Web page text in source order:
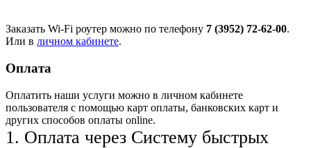
Заказать Wi-Fi роутер можно по телефону 7 (3952) 72-62-00.
Или в личном кабинете.
Оплата
Оплатить наши услуги можно в личном кабинете
пользователя с помощью карт оплаты, банковских карт и
других способов оплаты online.
1. Оплата через Систему быстрых